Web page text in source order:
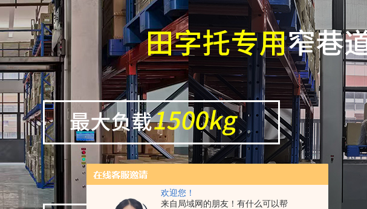
欢迎您！
来自局域网的朋友！有什么可以帮